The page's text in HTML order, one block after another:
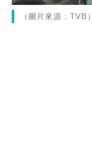
（圖片來源：TVB）